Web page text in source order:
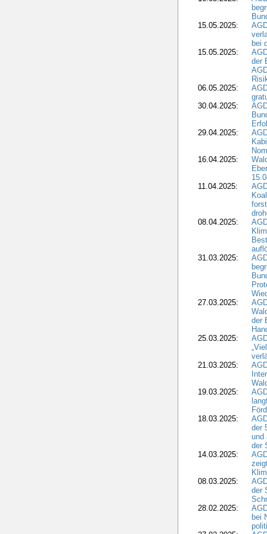
15.05.2025:
bei
15.05.2025:
der
06.05.2025:
30.04.2025:
29.04.2025:
16.04.2025:
11.04.2025:
08.04.2025:
31.03.2025:
27.03.2025:
der
25.03.2025:
21.03.2025:
19.03.2025:
18.03.2025:
der
und
der
14.03.2025:
08.03.2025:
der
28.02.2025:
bei